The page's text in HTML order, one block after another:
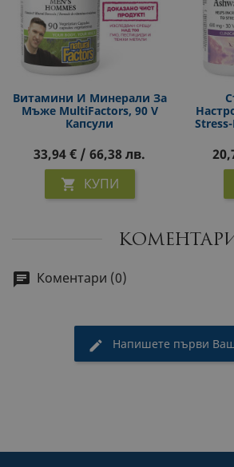
Витамини И Минерали За
Мъже MultiFactors, 90 V
Капсули
33,94 € / 66,38 лв.
 КУПИ
Коментари (0)
Напишете първи